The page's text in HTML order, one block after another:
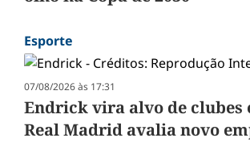
Esporte
07/08/2026 às 17:31
Endrick vira alvo de clubes
Real Madrid avalia novo